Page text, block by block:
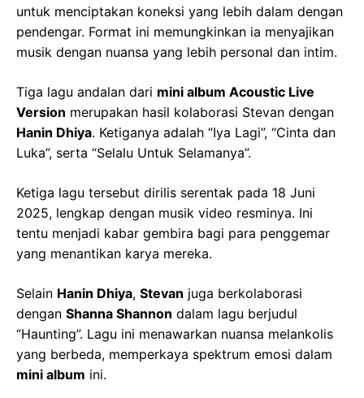
untuk menciptakan koneksi yang lebih dalam dengan
pendengar. Format ini memungkinkan ia menyajikan
musik dengan nuansa yang lebih personal dan intim.
Tiga lagu andalan dari mini album Acoustic Live
Version merupakan hasil kolaborasi Stevan dengan
Hanin Dhiya. Ketiganya adalah “Iya Lagi”, “Cinta dan
Luka”, serta “Selalu Untuk Selamanya”.
Ketiga lagu tersebut dirilis serentak pada 18 Juni
2025, lengkap dengan musik video resminya. Ini
tentu menjadi kabar gembira bagi para penggemar
yang menantikan karya mereka.
Selain Hanin Dhiya, Stevan juga berkolaborasi
dengan Shanna Shannon dalam lagu berjudul
“Haunting”. Lagu ini menawarkan nuansa melankolis
yang berbeda, memperkaya spektrum emosi dalam
mini album ini.